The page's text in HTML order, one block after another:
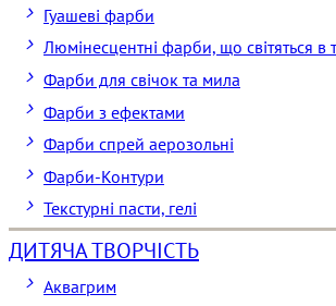
Гуашеві фарби
Люмінесцентні фарби, що світяться в
Фарби для свічок та мила
Фарби з ефектами
Фарби спрей аерозольні
Фарби-Контури
Текстурні пасти, гелі
ДИТЯЧА ТВОРЧІСТЬ
Аквагрим